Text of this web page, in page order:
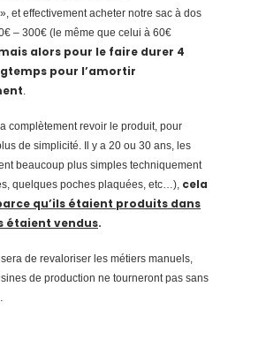
et effectivement acheter notre sac à dos
– 300€ (le même que celui à 60€
alors pour le faire durer 4
pour l’amortir
complètement revoir le produit, pour
de simplicité. Il y a 20 ou 30 ans, les
beaucoup plus simples techniquement
quelques poches plaquées, etc…), cela
qu’ils étaient produits dans
étaient vendus.
de revaloriser les métiers manuels,
de production ne tourneront pas sans